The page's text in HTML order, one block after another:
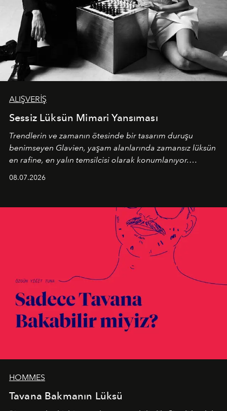
ALIŞVERİŞ
Sessiz Lüksün Mimari Yansıması
Trendlerin ve zamanın ötesinde bir tasarım duruşu
benimseyen Glavien, yaşam alanlarında zamansız lüksün
en rafine, en yalın temsilcisi olarak konumlanıyor.
08.07.2026
HOMMES
Tavana Bakmanın Lüksü